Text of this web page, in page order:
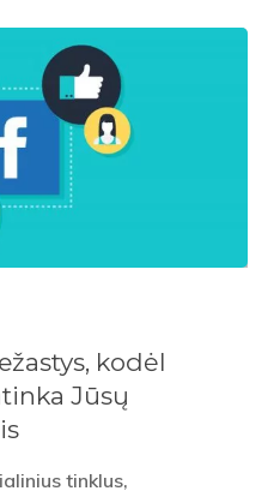
kodėl
Jūsų
tinklus,